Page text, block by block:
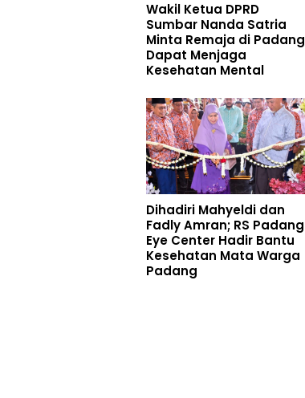
Wakil Ketua DPRD
Sumbar Nanda Satria
Minta Remaja di Padang
Dapat Menjaga
Kesehatan Mental
Dihadiri Mahyeldi dan
Fadly Amran; RS Padang
Eye Center Hadir Bantu
Kesehatan Mata Warga
Padang